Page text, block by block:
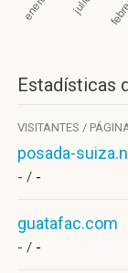
Estadísticas
VISITANTES /
posada-
- / -
guatafac.com
- / -